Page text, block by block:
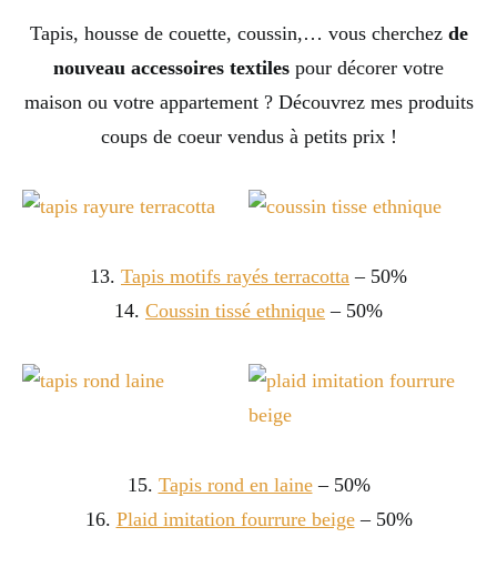
Tapis, housse de couette, coussin,… vous cherchez de
nouveau accessoires textiles pour décorer votre
maison ou votre appartement ? Découvrez mes produits
coups de coeur vendus à petits prix !
13. Tapis motifs rayés terracotta – 50%
14. Coussin tissé ethnique – 50%
15. Tapis rond en laine– 50%
16. Plaid imitation fourrure beige– 50%